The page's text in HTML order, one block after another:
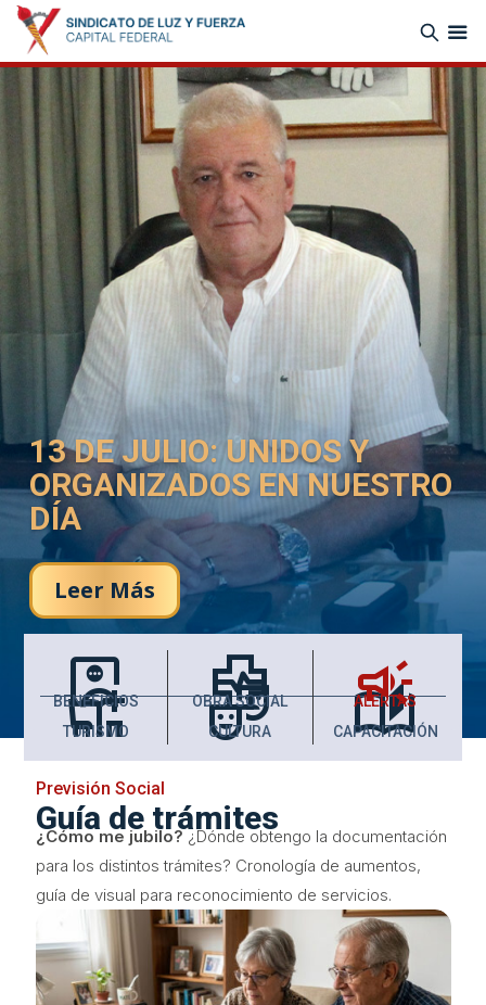
13 DE JULIO: UNIDOS Y
ORGANIZADOS EN NUESTRO
DÍA
Leer Más
chair_umbrella
TURISMO theater_comedy
CULTURA auto_stories
CAPACITACIÓN
monitor_weight_gain
BENEFICIOS health_metrics
OBRA SOCIAL campaign
ALERTAS
Previsión Social
Guía de trámites
¿Cómo me jubilo?¿Dónde obtengo la documentación
para los distintos trámites? Cronología de aumentos,
guía de visual para reconocimiento de servicios.